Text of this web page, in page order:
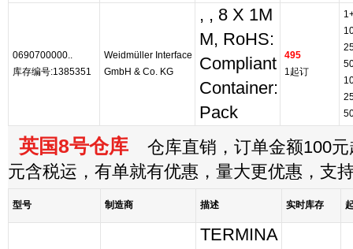
0690700000..
库存编号:1385351
Weidmüller Interface
GmbH & Co. KG
, , 8 X 1M
M, RoHS:
Compliant
Container:
Pack
495
1起订
英国8号仓库 仓库直销，订单金额100元
元含税运，有单就有优惠，量大更优惠，支
型号 制造商 描述 实时库存
TERMINA